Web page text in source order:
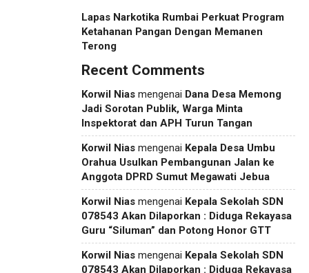
Lapas Narkotika Rumbai Perkuat Program
Ketahanan Pangan Dengan Memanen
Terong
Recent Comments
Korwil Nias mengenai Dana Desa Memong
Jadi Sorotan Publik, Warga Minta
Inspektorat dan APH Turun Tangan
Korwil Nias mengenai Kepala Desa Umbu
Orahua Usulkan Pembangunan Jalan ke
Anggota DPRD Sumut Megawati Jebua
Korwil Nias mengenai Kepala Sekolah SDN
078543 Akan Dilaporkan : Diduga Rekayasa
Guru “Siluman” dan Potong Honor GTT
Korwil Nias mengenai Kepala Sekolah SDN
078543 Akan Dilaporkan : Diduga Rekayasa